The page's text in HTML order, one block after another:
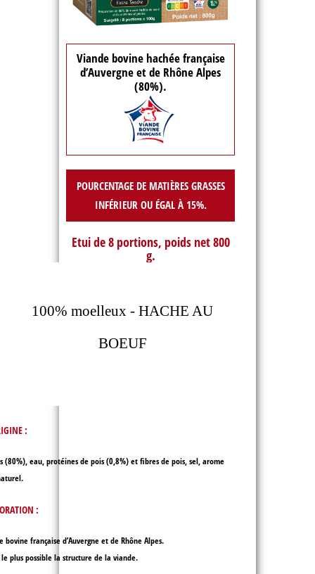
Viande bovine hachée française
d’Auvergne et de Rhône Alpes
(80%).
POURCENTAGE DE MATIÈRES GRASSES
INFÉRIEUR OU ÉGAL À 15%.
Etui de 8 portions, poids net 800
g.
100% moelleux - HACHE AU
BOEUF
:
(80%), eau, protéines de pois (0,8%) et fibres de pois, sel, arome
:
bovine française d’Auvergne et de Rhône Alpes.
plus possible la structure de la viande.